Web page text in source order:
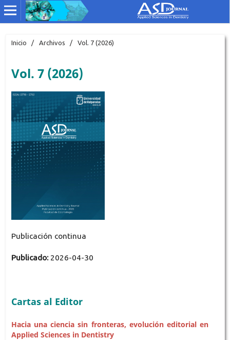
Inicio / Archivos / Vol. 7 (2026)
Vol. 7 (2026)
Publicación continua
Publicado: 2026-04-30
Cartas al Editor
Hacia una ciencia sin fronteras, evolución editorial en
Applied Sciences in Dentistry